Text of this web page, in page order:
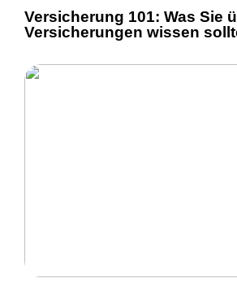
Versicherung 101: Was Sie
Versicherungen wissen